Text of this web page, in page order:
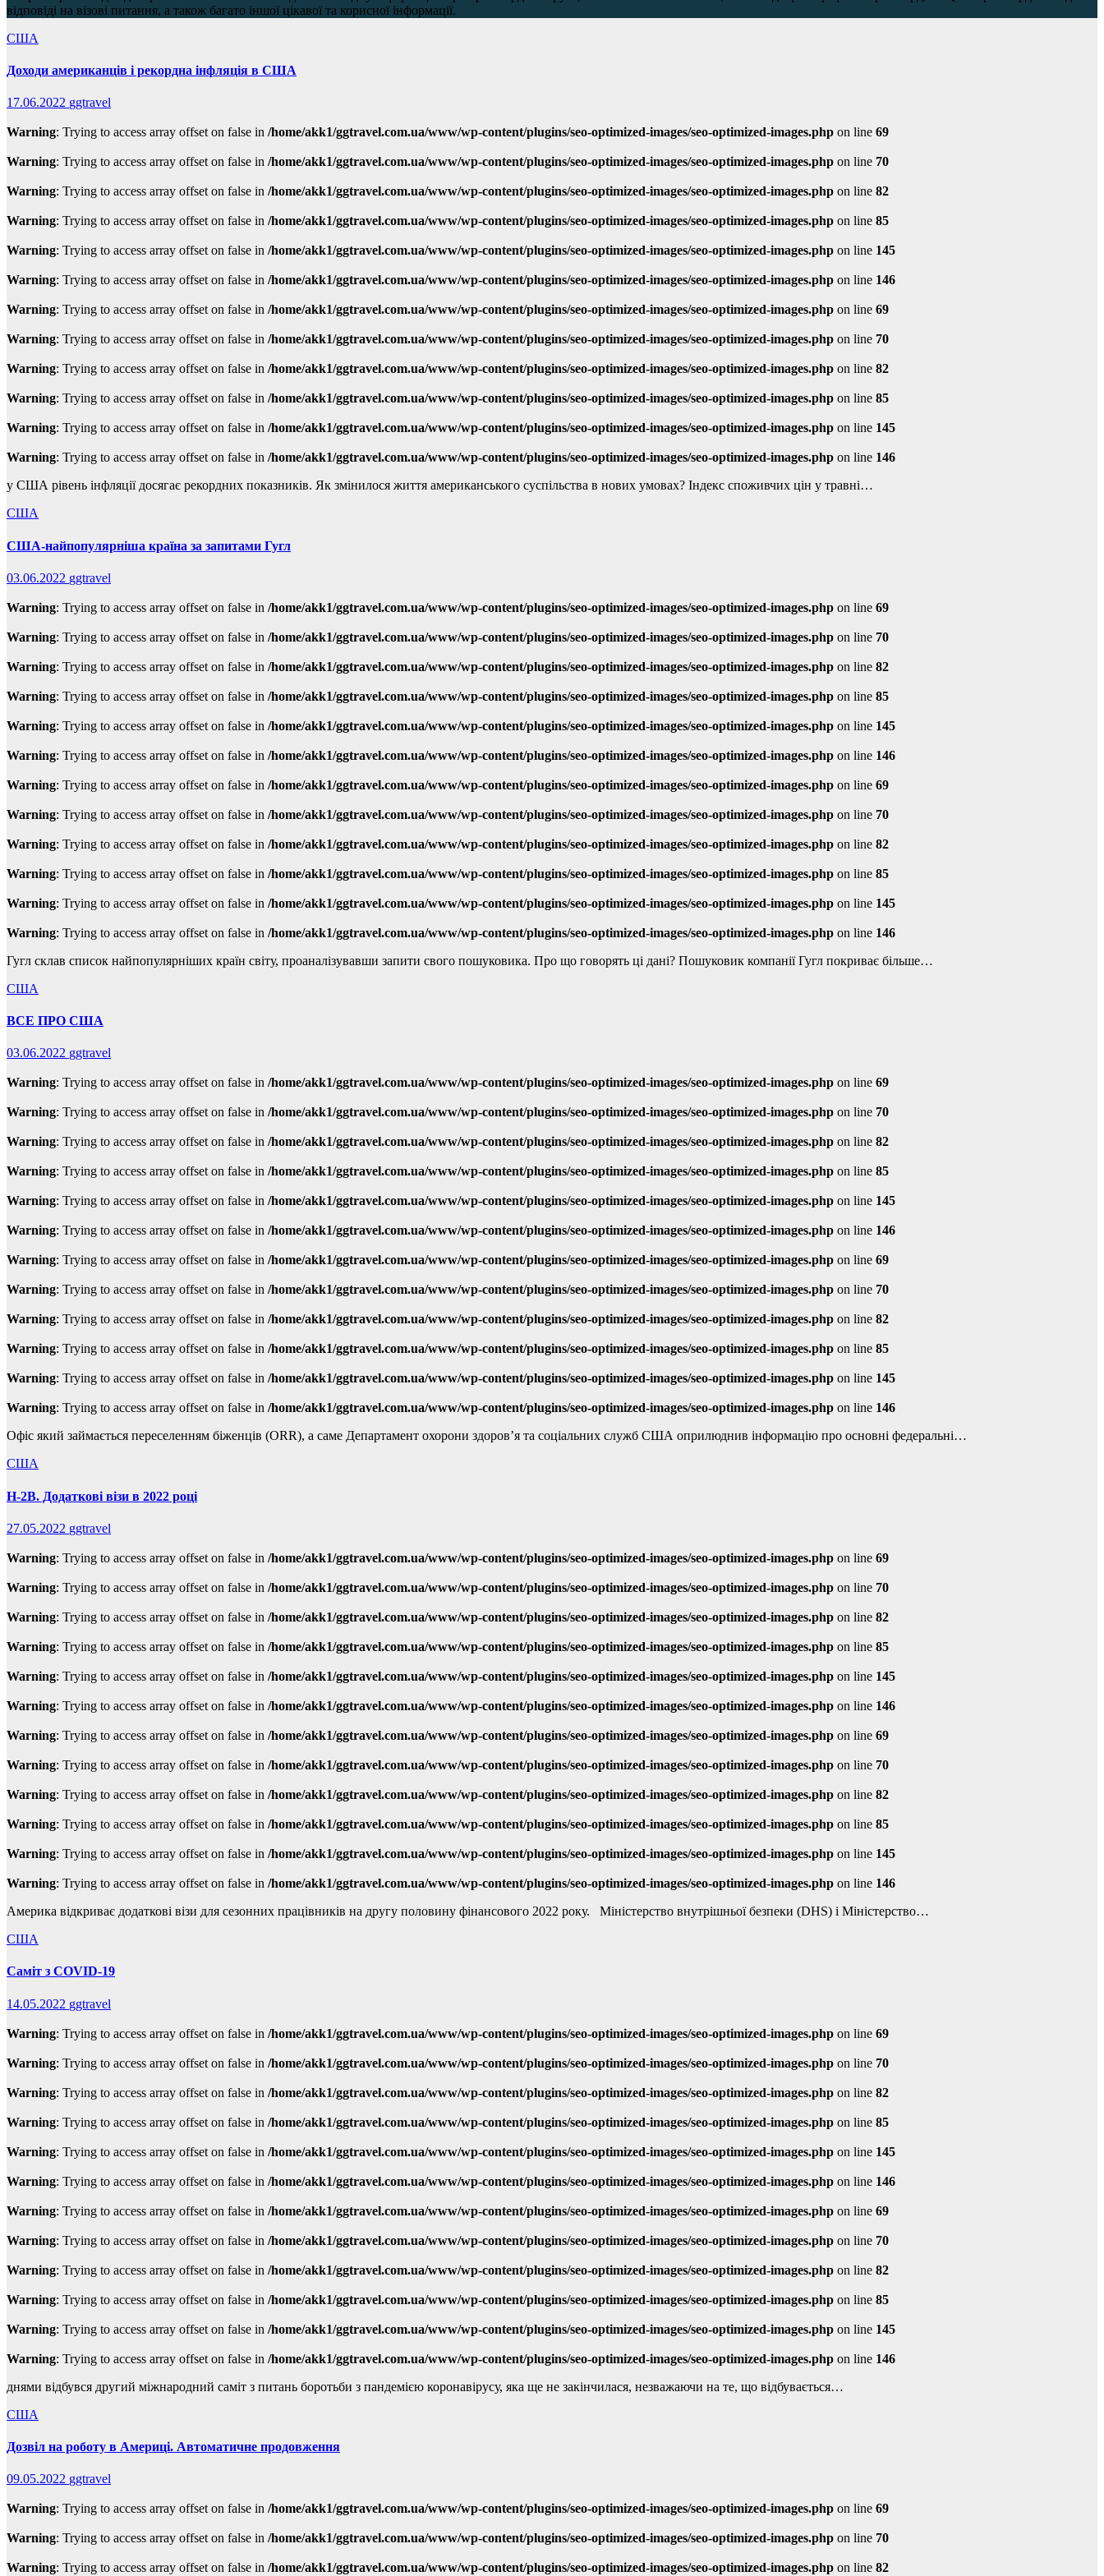
відповіді на візові питання, а також багато іншої цікавої та корисної інформації.
США
Доходи американців і рекордна інфляція в США
17.06.2022 ggtravel
Warning: Trying to access array offset on false in /home/akk1/ggtravel.com.ua/www/wp-content/plugins/seo-optimized-images/seo-optimized-images.php on line 69
Warning: Trying to access array offset on false in /home/akk1/ggtravel.com.ua/www/wp-content/plugins/seo-optimized-images/seo-optimized-images.php on line 70
Warning: Trying to access array offset on false in /home/akk1/ggtravel.com.ua/www/wp-content/plugins/seo-optimized-images/seo-optimized-images.php on line 82
Warning: Trying to access array offset on false in /home/akk1/ggtravel.com.ua/www/wp-content/plugins/seo-optimized-images/seo-optimized-images.php on line 85
Warning: Trying to access array offset on false in /home/akk1/ggtravel.com.ua/www/wp-content/plugins/seo-optimized-images/seo-optimized-images.php on line 145
Warning: Trying to access array offset on false in /home/akk1/ggtravel.com.ua/www/wp-content/plugins/seo-optimized-images/seo-optimized-images.php on line 146
Warning: Trying to access array offset on false in /home/akk1/ggtravel.com.ua/www/wp-content/plugins/seo-optimized-images/seo-optimized-images.php on line 69
Warning: Trying to access array offset on false in /home/akk1/ggtravel.com.ua/www/wp-content/plugins/seo-optimized-images/seo-optimized-images.php on line 70
Warning: Trying to access array offset on false in /home/akk1/ggtravel.com.ua/www/wp-content/plugins/seo-optimized-images/seo-optimized-images.php on line 82
Warning: Trying to access array offset on false in /home/akk1/ggtravel.com.ua/www/wp-content/plugins/seo-optimized-images/seo-optimized-images.php on line 85
Warning: Trying to access array offset on false in /home/akk1/ggtravel.com.ua/www/wp-content/plugins/seo-optimized-images/seo-optimized-images.php on line 145
Warning: Trying to access array offset on false in /home/akk1/ggtravel.com.ua/www/wp-content/plugins/seo-optimized-images/seo-optimized-images.php on line 146
у США рівень інфляції досягає рекордних показників. Як змінилося життя американського суспільства в нових умовах? Індекс споживчих цін у травні…
США
США-найпопулярніша країна за запитами Гугл
03.06.2022 ggtravel
Warning: Trying to access array offset on false in /home/akk1/ggtravel.com.ua/www/wp-content/plugins/seo-optimized-images/seo-optimized-images.php on line 69
Warning: Trying to access array offset on false in /home/akk1/ggtravel.com.ua/www/wp-content/plugins/seo-optimized-images/seo-optimized-images.php on line 70
Warning: Trying to access array offset on false in /home/akk1/ggtravel.com.ua/www/wp-content/plugins/seo-optimized-images/seo-optimized-images.php on line 82
Warning: Trying to access array offset on false in /home/akk1/ggtravel.com.ua/www/wp-content/plugins/seo-optimized-images/seo-optimized-images.php on line 85
Warning: Trying to access array offset on false in /home/akk1/ggtravel.com.ua/www/wp-content/plugins/seo-optimized-images/seo-optimized-images.php on line 145
Warning: Trying to access array offset on false in /home/akk1/ggtravel.com.ua/www/wp-content/plugins/seo-optimized-images/seo-optimized-images.php on line 146
Warning: Trying to access array offset on false in /home/akk1/ggtravel.com.ua/www/wp-content/plugins/seo-optimized-images/seo-optimized-images.php on line 69
Warning: Trying to access array offset on false in /home/akk1/ggtravel.com.ua/www/wp-content/plugins/seo-optimized-images/seo-optimized-images.php on line 70
Warning: Trying to access array offset on false in /home/akk1/ggtravel.com.ua/www/wp-content/plugins/seo-optimized-images/seo-optimized-images.php on line 82
Warning: Trying to access array offset on false in /home/akk1/ggtravel.com.ua/www/wp-content/plugins/seo-optimized-images/seo-optimized-images.php on line 85
Warning: Trying to access array offset on false in /home/akk1/ggtravel.com.ua/www/wp-content/plugins/seo-optimized-images/seo-optimized-images.php on line 145
Warning: Trying to access array offset on false in /home/akk1/ggtravel.com.ua/www/wp-content/plugins/seo-optimized-images/seo-optimized-images.php on line 146
Гугл склав список найпопулярніших країн світу, проаналізувавши запити свого пошуковика. Про що говорять ці дані? Пошуковик компанії Гугл покриває більше…
США
ВСЕ ПРО США
03.06.2022 ggtravel
Warning: Trying to access array offset on false in /home/akk1/ggtravel.com.ua/www/wp-content/plugins/seo-optimized-images/seo-optimized-images.php on line 69
Warning: Trying to access array offset on false in /home/akk1/ggtravel.com.ua/www/wp-content/plugins/seo-optimized-images/seo-optimized-images.php on line 70
Warning: Trying to access array offset on false in /home/akk1/ggtravel.com.ua/www/wp-content/plugins/seo-optimized-images/seo-optimized-images.php on line 82
Warning: Trying to access array offset on false in /home/akk1/ggtravel.com.ua/www/wp-content/plugins/seo-optimized-images/seo-optimized-images.php on line 85
Warning: Trying to access array offset on false in /home/akk1/ggtravel.com.ua/www/wp-content/plugins/seo-optimized-images/seo-optimized-images.php on line 145
Warning: Trying to access array offset on false in /home/akk1/ggtravel.com.ua/www/wp-content/plugins/seo-optimized-images/seo-optimized-images.php on line 146
Warning: Trying to access array offset on false in /home/akk1/ggtravel.com.ua/www/wp-content/plugins/seo-optimized-images/seo-optimized-images.php on line 69
Warning: Trying to access array offset on false in /home/akk1/ggtravel.com.ua/www/wp-content/plugins/seo-optimized-images/seo-optimized-images.php on line 70
Warning: Trying to access array offset on false in /home/akk1/ggtravel.com.ua/www/wp-content/plugins/seo-optimized-images/seo-optimized-images.php on line 82
Warning: Trying to access array offset on false in /home/akk1/ggtravel.com.ua/www/wp-content/plugins/seo-optimized-images/seo-optimized-images.php on line 85
Warning: Trying to access array offset on false in /home/akk1/ggtravel.com.ua/www/wp-content/plugins/seo-optimized-images/seo-optimized-images.php on line 145
Warning: Trying to access array offset on false in /home/akk1/ggtravel.com.ua/www/wp-content/plugins/seo-optimized-images/seo-optimized-images.php on line 146
Офіс який займається переселенням біженців (ORR), а саме Департамент охорони здоров’я та соціальних служб США оприлюднив інформацію про основні федеральні…
США
H-2B. Додаткові візи в 2022 році
27.05.2022 ggtravel
Warning: Trying to access array offset on false in /home/akk1/ggtravel.com.ua/www/wp-content/plugins/seo-optimized-images/seo-optimized-images.php on line 69
Warning: Trying to access array offset on false in /home/akk1/ggtravel.com.ua/www/wp-content/plugins/seo-optimized-images/seo-optimized-images.php on line 70
Warning: Trying to access array offset on false in /home/akk1/ggtravel.com.ua/www/wp-content/plugins/seo-optimized-images/seo-optimized-images.php on line 82
Warning: Trying to access array offset on false in /home/akk1/ggtravel.com.ua/www/wp-content/plugins/seo-optimized-images/seo-optimized-images.php on line 85
Warning: Trying to access array offset on false in /home/akk1/ggtravel.com.ua/www/wp-content/plugins/seo-optimized-images/seo-optimized-images.php on line 145
Warning: Trying to access array offset on false in /home/akk1/ggtravel.com.ua/www/wp-content/plugins/seo-optimized-images/seo-optimized-images.php on line 146
Warning: Trying to access array offset on false in /home/akk1/ggtravel.com.ua/www/wp-content/plugins/seo-optimized-images/seo-optimized-images.php on line 69
Warning: Trying to access array offset on false in /home/akk1/ggtravel.com.ua/www/wp-content/plugins/seo-optimized-images/seo-optimized-images.php on line 70
Warning: Trying to access array offset on false in /home/akk1/ggtravel.com.ua/www/wp-content/plugins/seo-optimized-images/seo-optimized-images.php on line 82
Warning: Trying to access array offset on false in /home/akk1/ggtravel.com.ua/www/wp-content/plugins/seo-optimized-images/seo-optimized-images.php on line 85
Warning: Trying to access array offset on false in /home/akk1/ggtravel.com.ua/www/wp-content/plugins/seo-optimized-images/seo-optimized-images.php on line 145
Warning: Trying to access array offset on false in /home/akk1/ggtravel.com.ua/www/wp-content/plugins/seo-optimized-images/seo-optimized-images.php on line 146
Америка відкриває додаткові візи для сезонних працівників на другу половину фінансового 2022 року. Міністерство внутрішньої безпеки (DHS) і Міністерство…
США
Саміт з COVID-19
14.05.2022 ggtravel
Warning: Trying to access array offset on false in /home/akk1/ggtravel.com.ua/www/wp-content/plugins/seo-optimized-images/seo-optimized-images.php on line 69
Warning: Trying to access array offset on false in /home/akk1/ggtravel.com.ua/www/wp-content/plugins/seo-optimized-images/seo-optimized-images.php on line 70
Warning: Trying to access array offset on false in /home/akk1/ggtravel.com.ua/www/wp-content/plugins/seo-optimized-images/seo-optimized-images.php on line 82
Warning: Trying to access array offset on false in /home/akk1/ggtravel.com.ua/www/wp-content/plugins/seo-optimized-images/seo-optimized-images.php on line 85
Warning: Trying to access array offset on false in /home/akk1/ggtravel.com.ua/www/wp-content/plugins/seo-optimized-images/seo-optimized-images.php on line 145
Warning: Trying to access array offset on false in /home/akk1/ggtravel.com.ua/www/wp-content/plugins/seo-optimized-images/seo-optimized-images.php on line 146
Warning: Trying to access array offset on false in /home/akk1/ggtravel.com.ua/www/wp-content/plugins/seo-optimized-images/seo-optimized-images.php on line 69
Warning: Trying to access array offset on false in /home/akk1/ggtravel.com.ua/www/wp-content/plugins/seo-optimized-images/seo-optimized-images.php on line 70
Warning: Trying to access array offset on false in /home/akk1/ggtravel.com.ua/www/wp-content/plugins/seo-optimized-images/seo-optimized-images.php on line 82
Warning: Trying to access array offset on false in /home/akk1/ggtravel.com.ua/www/wp-content/plugins/seo-optimized-images/seo-optimized-images.php on line 85
Warning: Trying to access array offset on false in /home/akk1/ggtravel.com.ua/www/wp-content/plugins/seo-optimized-images/seo-optimized-images.php on line 145
Warning: Trying to access array offset on false in /home/akk1/ggtravel.com.ua/www/wp-content/plugins/seo-optimized-images/seo-optimized-images.php on line 146
днями відбувся другий міжнародний саміт з питань боротьби з пандемією коронавірусу, яка ще не закінчилася, незважаючи на те, що відбувається…
США
Дозвіл на роботу в Америці. Автоматичне продовження
09.05.2022 ggtravel
Warning: Trying to access array offset on false in /home/akk1/ggtravel.com.ua/www/wp-content/plugins/seo-optimized-images/seo-optimized-images.php on line 69
Warning: Trying to access array offset on false in /home/akk1/ggtravel.com.ua/www/wp-content/plugins/seo-optimized-images/seo-optimized-images.php on line 70
Warning: Trying to access array offset on false in /home/akk1/ggtravel.com.ua/www/wp-content/plugins/seo-optimized-images/seo-optimized-images.php on line 82